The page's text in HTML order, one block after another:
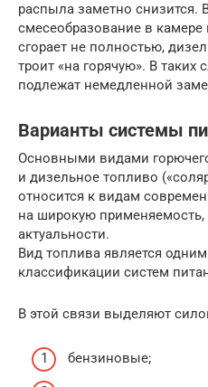
распыла заметно снизится.
смесеобразование в камере
сгорает не полностью,
троит «на горячую». В таких
подлежат немедленной
Варианты системы
Основными видами
и дизельное топливо
относится к видам
на широкую применяемость,
актуальности.
Вид топлива является
классификации систем
В этой связи выделяют
бензиновые;